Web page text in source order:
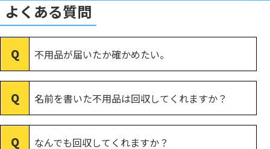
よくある質問
不用品が届いたか確かめたい。
名前を書いた不用品は回収してくれますか？
なんでも回収してくれますか？